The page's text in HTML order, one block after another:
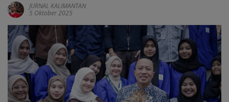
JURNAL KALIMANTAN
5 Oktober 2025